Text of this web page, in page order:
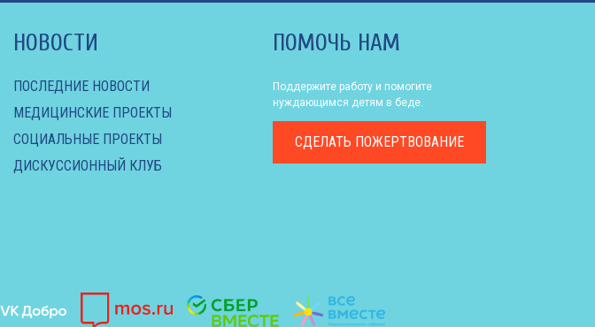
НОВОСТИ
ПОСЛЕДНИЕ НОВОСТИ
МЕДИЦИНСКИЕ ПРОЕКТЫ
СОЦИАЛЬНЫЕ ПРОЕКТЫ
ДИСКУССИОННЫЙ КЛУБ
ПОМОЧЬ НАМ
Поддержите работу и помогите
нуждающимся детям в беде.
СДЕЛАТЬ ПОЖЕРТВОВАНИЕ